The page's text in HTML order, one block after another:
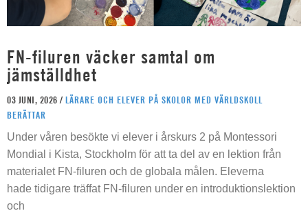
FN-filuren väcker samtal om
jämställdhet
03 JUNI, 2026 / LÄRARE OCH ELEVER PÅ SKOLOR MED VÄRLDSKOLL
BERÄTTAR
Under våren besökte vi elever i årskurs 2 på Montessori
Mondial i Kista, Stockholm för att ta del av en lektion från
materialet FN-filuren och de globala målen. Eleverna
hade tidigare träffat FN-filuren under en introduktionslektion
och